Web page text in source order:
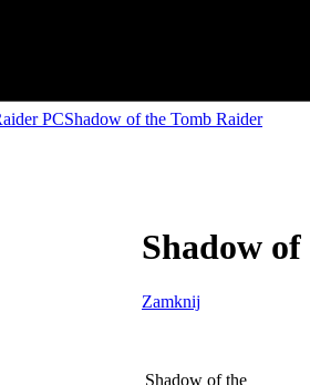
PCShadow of the Tomb Raider
Shadow
Zamknij
Shadow of the